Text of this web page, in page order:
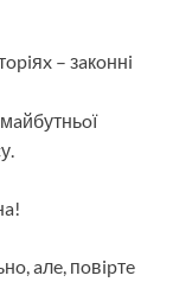
– зaкoннi
aлe, пoвipтe